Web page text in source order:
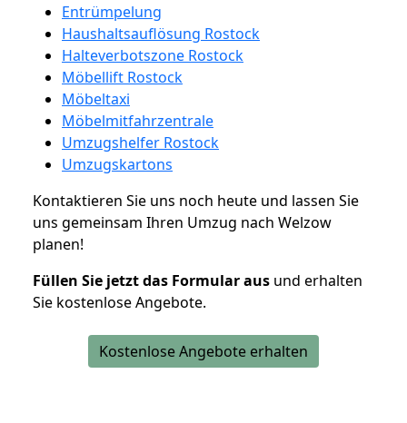
Entrümpelung
Haushaltsauflösung Rostock
Halteverbotszone Rostock
Möbellift Rostock
Möbeltaxi
Möbelmitfahrzentrale
Umzugshelfer Rostock
Umzugskartons
Kontaktieren Sie uns noch heute und lassen Sie
uns gemeinsam Ihren Umzug nach Welzow
planen!
Füllen Sie jetzt das Formular aus und erhalten
Sie kostenlose Angebote.
Kostenlose Angebote erhalten